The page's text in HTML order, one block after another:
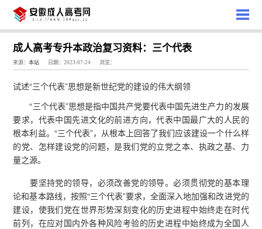
成人高考专升本政治复习资料：三个代表
来源：本站 日期：2023-07-24 浏览：
试述“三个代表”思想是新世纪党的建设的伟大纲领
“三个代表”思想是指中国共产党要代表中国先进生产力的发展
要求，代表中国先进文化的前进方向，代表中国最广大的人民的
根本利益。“三个代表”，从根本上回答了我们应该建设一个什么样
的党、怎样建设党的问题，是我们党的立党之本、执政之基、力
量之源。
要坚持党的领导，必须改善党的领导。必须贯彻党的基本理
论和基本路线，按照“三个代表”要求，全面深入地加强和改进党的
建设，使我们党在世界形势深刻变化的历史进程中始终走在时代
前列，在应对国内外各种风险考验的历史进程中始终成为全国人